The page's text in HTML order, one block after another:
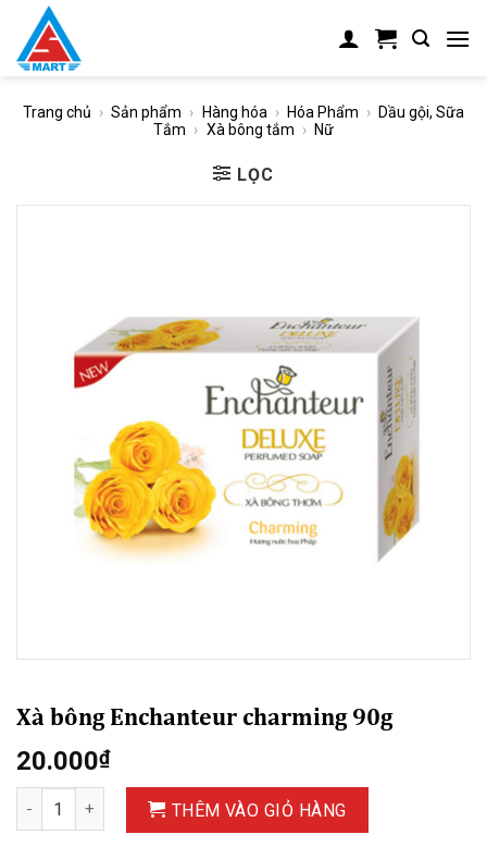
content
Trang chủ › Sản phẩm › Hàng hóa › Hóa Phẩm › Dầu gội, Sữa
Tắm › Xà bông tắm › Nữ
LỌC
Xà bông Enchanteur charming 90g
20.000₫
Xà bông Enchanteur charming 90g số lượng
THÊM VÀO GIỎ HÀNG